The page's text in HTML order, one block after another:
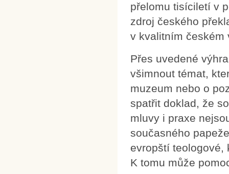
přelomu tisíciletí v
zdroj českého
v kvalitním českém
Přes uvedené
všimnout témat,
muzeum nebo o
spatřit doklad, že
mluvy i praxe
současného
evropští teologové,
K tomu může